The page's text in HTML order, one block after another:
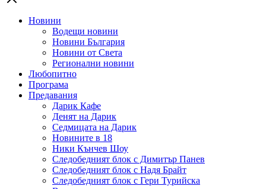
Новини
Водещи новини
Новини България
Новини от Света
Регионални новини
Любопитно
Програма
Предавания
Дарик Кафе
Денят на Дарик
Седмицата на Дарик
Новините в 18
Ники Кънчев Шоу
Следобедният блок с Димитър Панев
Следобедният блок с Надя Брайт
Следобедният блок с Гери Турийска